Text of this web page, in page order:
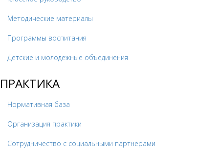
Методические материалы
Программы воспитания
Детские и молодёжные объединения
ПРАКТИКА
Нормативная база
Организация практики
Сотрудничество с социальными партнерами